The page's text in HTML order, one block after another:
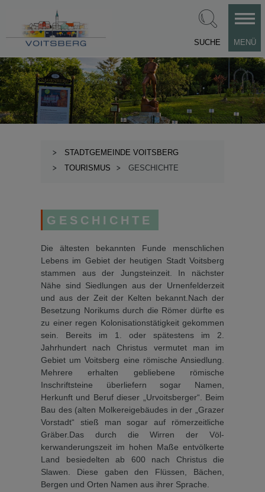
STADTGEMEINDE VOITSBERG
TOURISMUS
GESCHICHTE
GESCHICHTE
Die ältesten bekannten Funde menschlichen
Lebens im Ge­biet der heutigen Stadt Voitsberg
stammen aus der Jungsteinzeit. In nächster
Nähe sind Siedlungen aus der Urnenfel­derzeit
und aus der Zeit der Kelten bekannt.Nach der
Besetzung Norikums durch die Römer dürfte es
zu einer regen Kolonisationstätig­keit gekommen
sein. Bereits im 1. oder spätestens im 2.
Jahrhundert nach Christus vermu­tet man im
Gebiet um Voitsberg eine römische Ansiedlung.
Mehrere erhalten gebliebene römische
Inschriftsteine überliefern sogar Namen,
Herkunft und Beruf dieser „Urvoitsber­ger“. Beim
Bau des (alten Molkereigebäudes in der „Grazer
Vorstadt“ stieß man sogar auf römerzeitliche
Grä­ber.Das durch die Wirren der Völ­
kerwanderungszeit im hohen Maße entvölkerte
Land besie­delten ab 600 nach Christus die
Slawen. Diese gaben den Flüs­sen, Bächen,
Bergen und Or­ten Namen aus ihrer Sprache.
SUCHE MENÜ